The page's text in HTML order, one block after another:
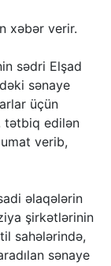
xəbər verir.
sədri Elşad
sənaye
üçün
tətbiq edilən
verib,
əlaqələrin
şirkətlərinin
sahələrində,
sənaye